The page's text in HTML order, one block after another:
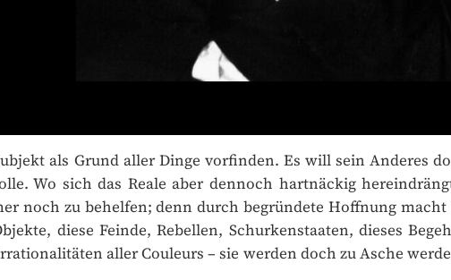
als Grund aller Dinge vorfinden. Es will sein Anderes
Wo sich das Reale aber dennoch hartnäckig
zu behelfen; denn durch begründete Hoffnung macht
diese Feinde, Rebellen, Schurkenstaaten, dieses
aller Couleurs – sie werden doch zu Asche